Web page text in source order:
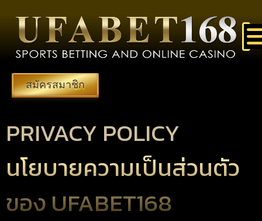
สมัครสมาชิก
PRIVACY POLICY
นโยบายความเป็นส่วนตัว
ของ UFABET168